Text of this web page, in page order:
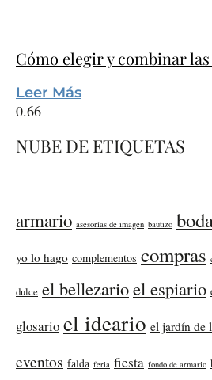
Cómo elegir y combinar
Leer Más
NUBE DE ETIQUETAS
armario asesorías de imagen bautizo
yo lo hago complementos compras
dulce el bellezarioel espiario
glosario el ideario el jardín de
eventos falda feria fiesta fondo de armario